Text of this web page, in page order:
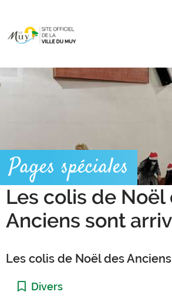
Pages spéciales
Les colis de Noël
Anciens sont
Les colis de Noël des
Catégorie :
Divers